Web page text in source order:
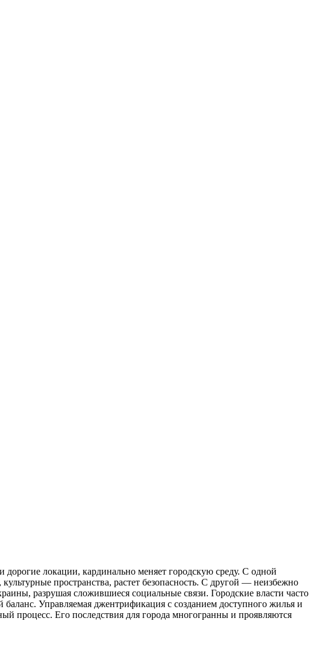
локации, кардинально меняет городскую среду. С одной
пространства, растет безопасность. С другой — неизбежно
разрушая сложившиеся социальные связи. Городские власти часто
Управляемая джентрификация с созданием доступного жилья и
процесс. Его последствия для города многогранны и проявляются